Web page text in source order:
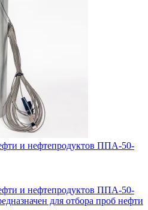
и нефтепродуктов ППА-50-
и нефтепродуктов ППА-50-
для отбора проб нефти